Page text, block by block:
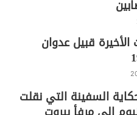
والحرية،
والتجربة الدينية
الباحث
الإصبع على الجرح
قبيل عدوان
السفينة التي نقلت